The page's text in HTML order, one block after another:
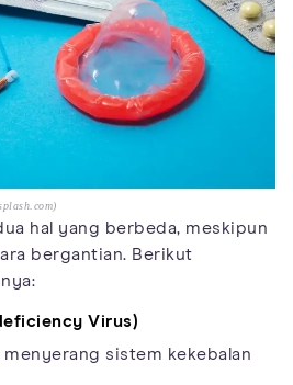
hal yang berbeda, meskipun
bergantian. Berikut
Virus)
menyerang sistem kekebalan